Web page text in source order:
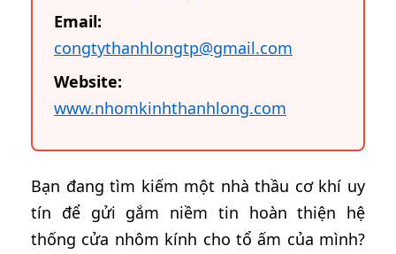
Email:
congtythanhlongtp@gmail.com
Website:
www.nhomkinhthanhlong.com
Bạn đang tìm kiếm một nhà thầu cơ khí uy
tín để gửi gắm niềm tin hoàn thiện hệ
thống cửa nhôm kính cho tổ ấm của mình?